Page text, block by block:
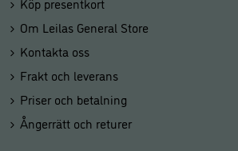
Om Leilas General Store
Kontakta oss
Frakt och leverans
Priser och betalning
Ångerrätt och returer